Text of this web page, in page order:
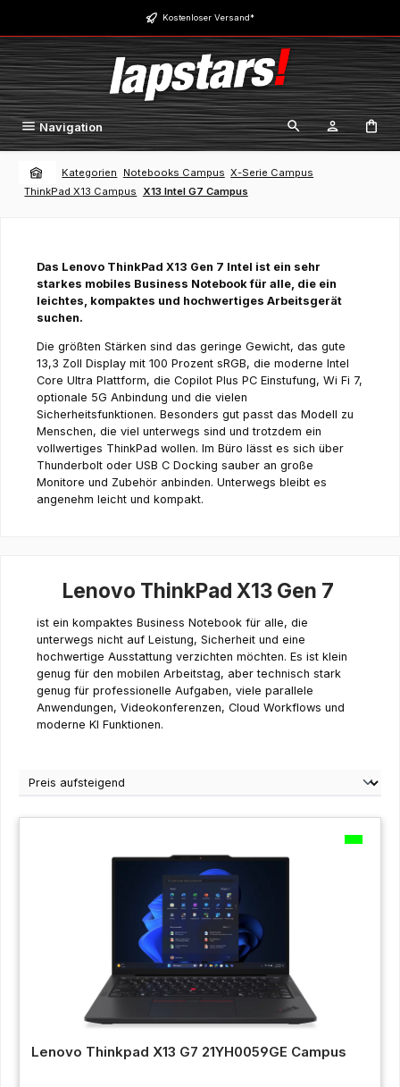
Zum Hauptinhalt springen Kostenloser Versand*
Navigation
Kategorien Notebooks Campus X-Serie Campus
ThinkPad X13 Campus
X13 Intel G7 Campus
Das Lenovo ThinkPad X13 Gen 7 Intel ist ein sehr
starkes mobiles Business Notebook für alle, die ein
leichtes, kompaktes und hochwertiges Arbeitsgerät
suchen.
Die größten Stärken sind das geringe Gewicht, das gute
13,3 Zoll Display mit 100 Prozent sRGB, die moderne Intel
Core Ultra Plattform, die Copilot Plus PC Einstufung, Wi Fi 7,
optionale 5G Anbindung und die vielen
Sicherheitsfunktionen. Besonders gut passt das Modell zu
Menschen, die viel unterwegs sind und trotzdem ein
vollwertiges ThinkPad wollen. Im Büro lässt es sich über
Thunderbolt oder USB C Docking sauber an große
Monitore und Zubehör anbinden. Unterwegs bleibt es
angenehm leicht und kompakt.
Lenovo ThinkPad X13 Gen 7
ist ein kompaktes Business Notebook für alle, die
unterwegs nicht auf Leistung, Sicherheit und eine
hochwertige Ausstattung verzichten möchten. Es ist klein
genug für den mobilen Arbeitstag, aber technisch stark
genug für professionelle Aufgaben, viele parallele
Anwendungen, Videokonferenzen, Cloud Workflows und
moderne KI Funktionen.
Lenovo Thinkpad X13 G7 21YH0059GE Campus